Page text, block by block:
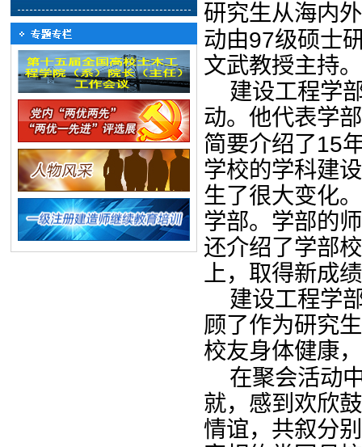
研究生从海内
动由97级硕士
文武教授主持。
建设工程学
动。他代表学
简要介绍了15
学校的学科建
生了很大变化
学部。学部的
还介绍了学部
上，取得新成
建设工程学
顾了作为研究
校友身体健康
在聚会活动
就，感到欢欣
情谊，共叙分